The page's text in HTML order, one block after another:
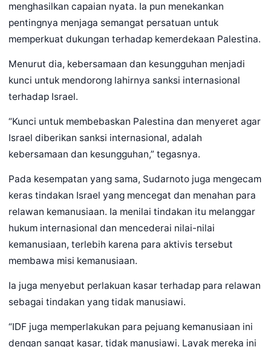
menghasilkan capaian nyata. Ia pun menekankan
pentingnya menjaga semangat persatuan untuk
memperkuat dukungan terhadap kemerdekaan Palestina.
Menurut dia, kebersamaan dan kesungguhan menjadi
kunci untuk mendorong lahirnya sanksi internasional
terhadap Israel.
“Kunci untuk membebaskan Palestina dan menyeret agar
Israel diberikan sanksi internasional, adalah
kebersamaan dan kesungguhan,” tegasnya.
Pada kesempatan yang sama, Sudarnoto juga mengecam
keras tindakan Israel yang mencegat dan menahan para
relawan kemanusiaan. Ia menilai tindakan itu melanggar
hukum internasional dan mencederai nilai-nilai
kemanusiaan, terlebih karena para aktivis tersebut
membawa misi kemanusiaan.
Ia juga menyebut perlakuan kasar terhadap para relawan
sebagai tindakan yang tidak manusiawi.
“IDF juga memperlakukan para pejuang kemanusiaan ini
dengan sangat kasar, tidak manusiawi. Layak mereka ini